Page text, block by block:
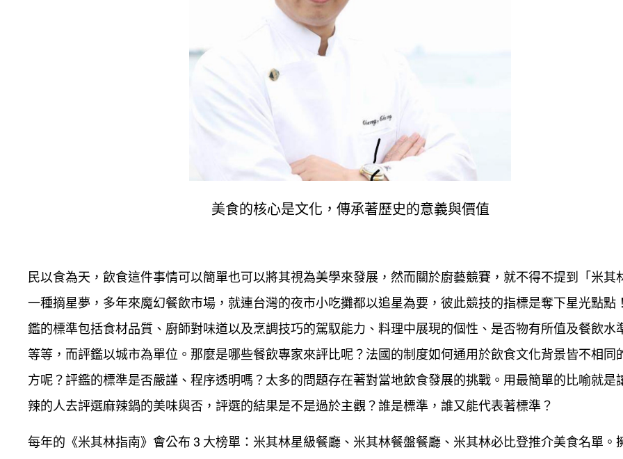
美食的核心是文化，傳承著歷史的意義與價值
民以食為天，飲食這件事情可以簡單也可以將其視為美學來發展，然而關於廚藝競賽，就不得不提到「米其
一種摘星夢，多年來魔幻餐飲市場，就連台灣的夜市小吃攤都以追星為要，彼此競技的指標是奪下星光點點
鑑的標準包括食材品質、廚師對味道以及烹調技巧的駕馭能力、料理中展現的個性、是否物有所值及餐飲水
等等，而評鑑以城市為單位。那麼是哪些餐飲專家來評比呢？法國的制度如何通用於飲食文化背景皆不相同
方呢？評鑑的標準是否嚴謹、程序透明嗎？太多的問題存在著對當地飲食發展的挑戰。用最簡單的比喻就是
辣的人去評選麻辣鍋的美味與否，評選的結果是不是過於主觀？誰是標準，誰又能代表著標準？
每年的《米其林指南》會公布 3 大榜單：米其林星級餐廳、米其林餐盤餐廳、米其林必比登推介美食名單。